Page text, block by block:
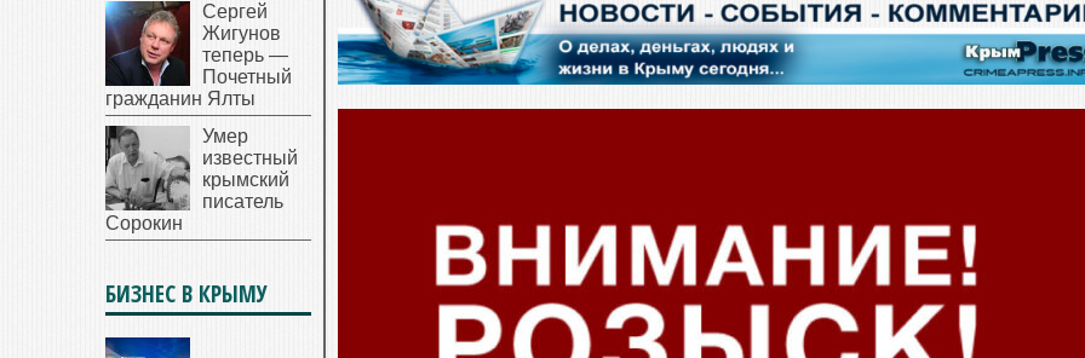
Сергей
Жигунов
теперь —
Почетный
гражданин Ялты
Умер
известный
крымский
писатель
Сорокин
БИЗНЕС В КРЫМУ